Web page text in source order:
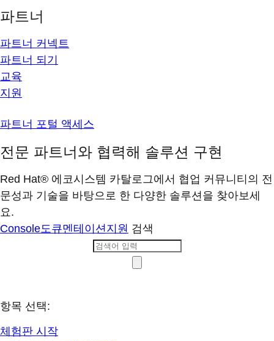
파트너
파트너 커넥트
파트너 되기
교육
지원
파트너 포털 액세스
전문 파트너와 협력해 솔루션 구현
Red Hat® 에코시스템 카탈로그에서 협업 커뮤니티의 전
문성과 기술을 바탕으로 한 다양한 솔루션을 찾아보세
요.
Console도큐멘테이션지원 검색
항목 선택:
체험판 시작